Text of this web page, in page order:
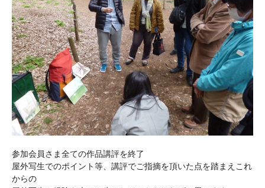
参加会員さま全ての作品講評を終了
屋外写生でのポイント等、講評でご指摘を頂いた点を踏まえこれ
からの